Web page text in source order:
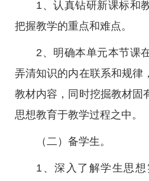
1、认真钻研新课标和
把握教学的重点和难点。
2、明确本单元本节课
弄清知识的内在联系和规律
教材内容，同时挖掘教材固
思想教育于教学过程之中。
（二）备学生。
1、深入了解学生思